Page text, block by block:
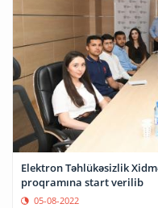
Elektron Təhlükəsizlik
proqramına start verilib
05-08-2022